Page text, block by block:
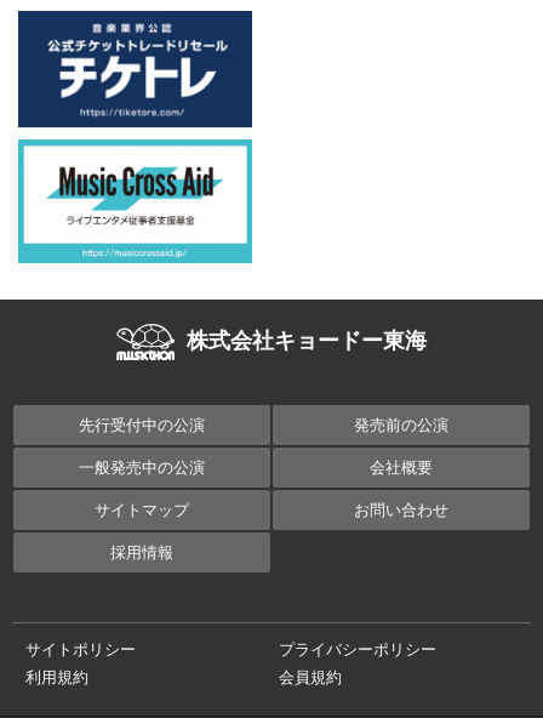
株式会社キョードー東海
先行受付中の公演 発売前の公演
一般発売中の公演 会社概要
サイトマップ お問い合わせ
採用情報
サイトポリシー
プライバシーポリシー
利用規約
会員規約